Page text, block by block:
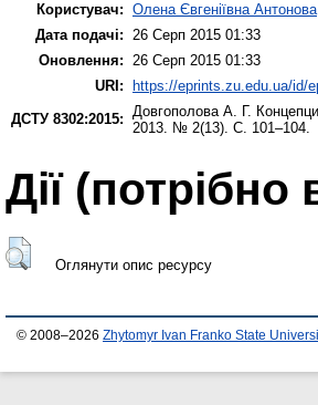
Користувач: Олена Євгеніївна Антонова
Дата подачі: 26 Серп 2015 01:33
Оновлення: 26 Серп 2015 01:33
URI:
https://eprints.zu.edu.ua/id/
ДСТУ 8302:2015: Довгополова А. Г.
2013. № 2(13). С. 101–104.
Дії ​​(потрібно
Оглянути опис ресурсу
© 2008–2026 Zhytomyr Ivan Franko State